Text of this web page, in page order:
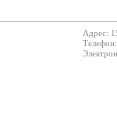
Адрес: